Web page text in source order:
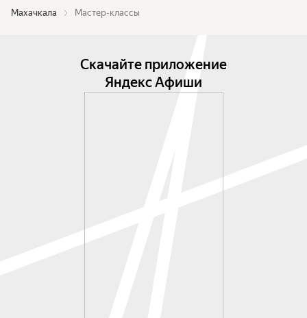
Махачкала Мастер-классы
Скачайте приложение
Яндекс Афиши